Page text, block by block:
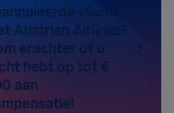
vlucht
Austrian Airlines?
erachter of u
hebt op tot €
aan